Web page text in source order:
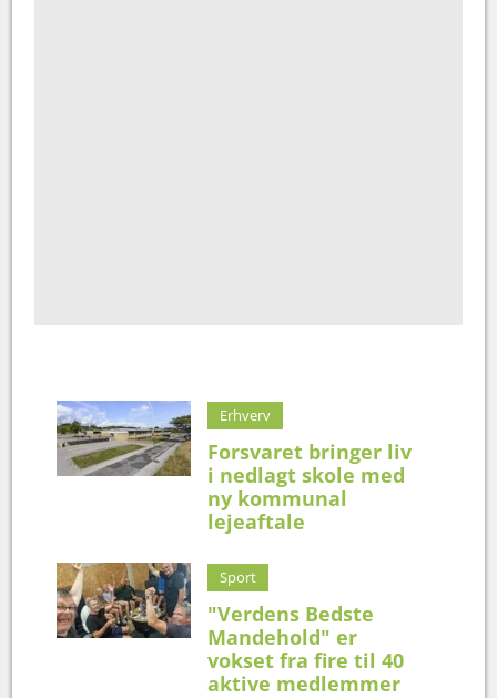
Erhverv
Forsvaret bringer liv
i nedlagt skole med
ny kommunal
lejeaftale
Sport
"Verdens Bedste
Mandehold" er
vokset fra fire til 40
aktive medlemmer